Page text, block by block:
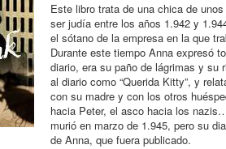
Este libro trata de una chica de
ser judía entre los años 1.942 y
el sótano de la empresa en la que
Durante este tiempo Anna expresó
diario, era su paño de lágrimas y su
al diario como “Querida Kitty”, y
con su madre y con los otros
hacia Peter, el asco hacia los
murió en marzo de 1.945, pero su
de Anna, que fuera publicado.